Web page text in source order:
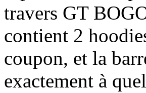
travers GT
contient 2
coupon, et la
exactement à